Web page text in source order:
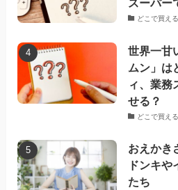
どこで買え
世界一甘
ムン」は
ィ、業務
せる？
どこで買え
おえかき
ドンキ
たち